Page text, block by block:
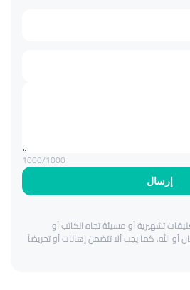
إرسال
1000/1000
تشهيرية أو مسيئة تجاه الكاتب أو
أو الله. كما يجب ألا تتضمن إهانات أو تحريضاً